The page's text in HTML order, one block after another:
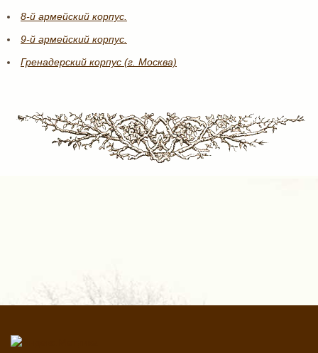
8-й армейский корпус.
9-й армейский корпус.
Гренадерский корпус (г. Москва)